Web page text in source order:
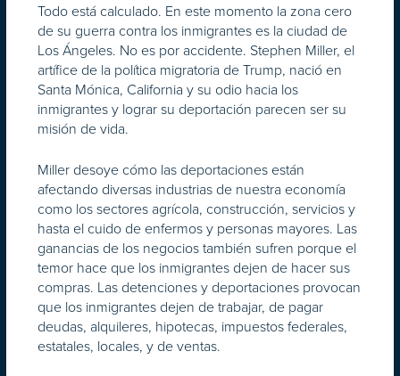
Todo está calculado. En este momento la zona cero
de su guerra contra los inmigrantes es la ciudad de
Los Ángeles. No es por accidente. Stephen Miller, el
artífice de la política migratoria de Trump, nació en
Santa Mónica, California y su odio hacia los
inmigrantes y lograr su deportación parecen ser su
misión de vida.
Miller desoye cómo las deportaciones están
afectando diversas industrias de nuestra economía
como los sectores agrícola, construcción, servicios y
hasta el cuido de enfermos y personas mayores. Las
ganancias de los negocios también sufren porque el
temor hace que los inmigrantes dejen de hacer sus
compras. Las detenciones y deportaciones provocan
que los inmigrantes dejen de trabajar, de pagar
deudas, alquileres, hipotecas, impuestos federales,
estatales, locales, y de ventas.